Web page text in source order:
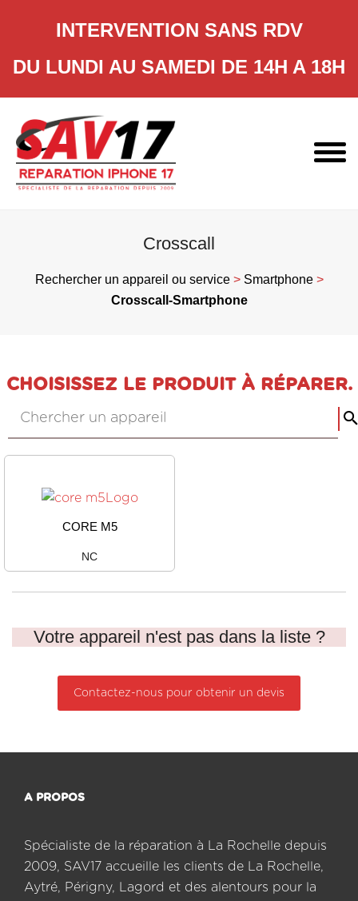
INTERVENTION SANS RDV
DU LUNDI AU SAMEDI DE 14H A 18H
content
Crosscall
Rechercher un appareil ou service> Smartphone>
Crosscall-Smartphone
CHOISISSEZ LE PRODUIT À RÉPARER.
CORE M5
NC
Votre appareil n'est pas dans la liste ?
Contactez-nous pour obtenir un devis
A PROPOS
Spécialiste de la réparation à La Rochelle depuis
2009, SAV17 accueille les clients de La Rochelle,
Aytré, Périgny, Lagord et des alentours pour la